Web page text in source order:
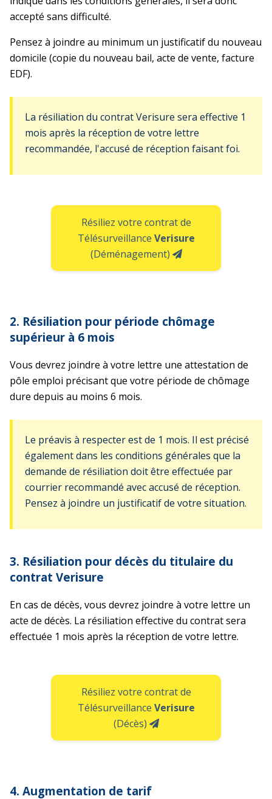
accepté sans difficulté.
Pensez à joindre au minimum un justificatif du nouveau
domicile (copie du nouveau bail, acte de vente, facture
EDF).
La résiliation du contrat Verisure sera effective 1
mois après la réception de votre lettre
recommandée, l'accusé de réception faisant foi.
Résiliez votre contrat de
Télésurveillance Verisure
(Déménagement)
2. Résiliation pour période chômage
supérieur à 6 mois
Vous devrez joindre à votre lettre une attestation de
pôle emploi précisant que votre période de chômage
dure depuis au moins 6 mois.
Le préavis à respecter est de 1 mois. Il est précisé
également dans les conditions générales que la
demande de résiliation doit être effectuée par
courrier recommandé avec accusé de réception.
Pensez à joindre un justificatif de votre situation.
3. Résiliation pour décès du titulaire du
contrat Verisure
En cas de décès, vous devrez joindre à votre lettre un
acte de décès. La résiliation effective du contrat sera
effectuée 1 mois après la réception de votre lettre.
Résiliez votre contrat de
Télésurveillance Verisure
(Décès)
4. Augmentation de tarif